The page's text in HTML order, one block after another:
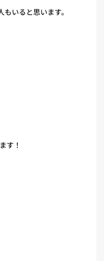
いると思います。
す！